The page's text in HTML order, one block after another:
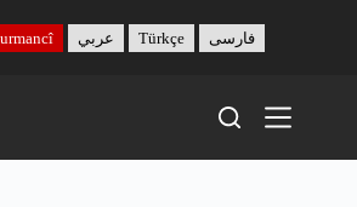
عربي Türkçe فارسی